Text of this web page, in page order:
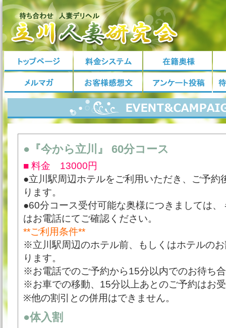
●『今から立川』 60分コース
■ 料金 13000円
●立川駅周辺ホテルをご利用いただき、ご予約
ります。
●60分コース受付可能な奥様につきましては
はお電話にてご確認ください。
**ご利用条件**
※立川駅周辺のホテル前、もしくはホテルの
ります。
※お電話でのご予約から15分以内でのお待ち
※お車での移動、15分以上あとのご予約はお
※他の割引との併用はできません。
●体入割